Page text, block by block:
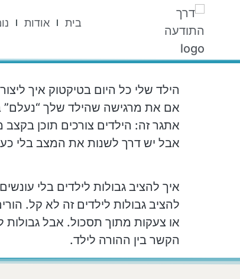
בית אודות
הילד שלי כל היום בטיקטוק איך
אם את מרגישה שהילד שלך
אתגר זה: הילדים צורכים תוכן
אבל יש דרך לשנות את המצב בלי
איך להציב גבולות לילדים בלי
להציב גבולות לילדים זה לא קל.
או צעקות מתוך תסכול. אבל
הקשר בין ההורה לילד.